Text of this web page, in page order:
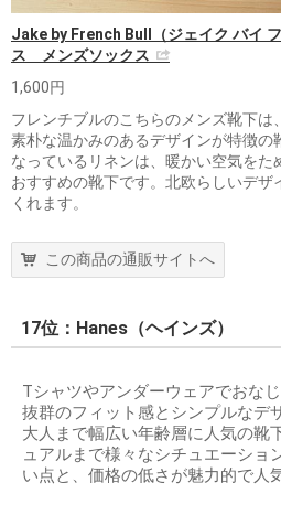
Jake by French Bull（ジェイク バイ
ス メンズソックス
1,600円
フレンチブルのこちらのメンズ靴下は
素朴な温かみのあるデザインが特徴の
なっているリネンは、暖かい空気をた
おすすめの靴下です。北欧らしいデザ
くれます。
この商品の通販サイトへ
17位：Hanes（ヘインズ）
Tシャツやアンダーウェアでおな
抜群のフィット感とシンプルなデ
大人まで幅広い年齢層に人気の靴
ュアルまで様々なシチュエーショ
い点と、価格の低さが魅力的で人